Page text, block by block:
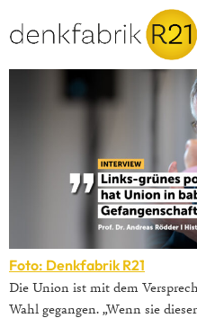
Foto: Denkfabrik R21
Die Union ist mit dem
Wahl gegangen. „Wenn sie